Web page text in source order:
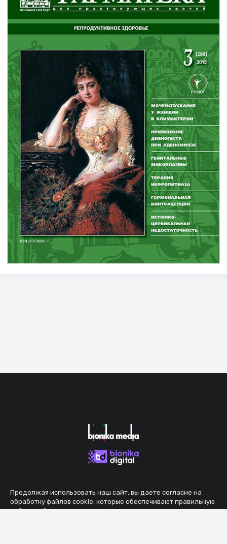
Продолжая использовать наш сайт, вы даете согласие на
обработку файлов cookie, которые обеспечивают правильную
работу сайта.